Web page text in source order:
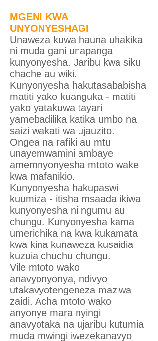
MGENI KWA
UNYONYESHAGI
Unaweza kuwa hauna uhakika
ni muda gani unapanga
kunyonyesha. Jaribu kwa siku
chache au wiki.
Kunyonyesha hakutasababisha
matiti yako kuanguka - matiti
yako yatakuwa tayari
yamebadilika katika umbo na
saizi wakati wa ujauzito.
Ongea na rafiki au mtu
unayemwamini ambaye
amemnyonyesha mtoto wake
kwa mafanikio.
Kunyonyesha hakupaswi
kuumiza - itisha msaada ikiwa
kunyonyesha ni ngumu au
chungu. Kunyonyesha kama
umeridhika na kwa kukamata
kwa kina kunaweza kusaidia
kuzuia chuchu chungu.
Vile mtoto wako
anavyonyonya, ndivyo
utakavyotengeneza maziwa
zaidi. Acha mtoto wako
anyonye mara nyingi
anavyotaka na ujaribu kutumia
muda mwingi iwezekanavyo